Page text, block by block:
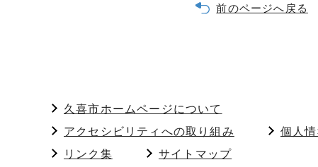
前のページへ戻る
久喜市ホームページについて
アクセシビリティへの取り組み
個人
リンク集
サイトマップ